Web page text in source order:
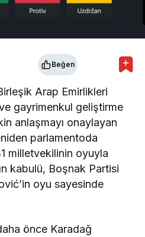
Beğen
Arap Emirlikleri
gayrimenkul geliştirme
anlaşmayı onaylayan
parlamentoda
milletvekilinin oyuyla
kabulü, Boşnak Partisi
oyu sayesinde
önce Karadağ